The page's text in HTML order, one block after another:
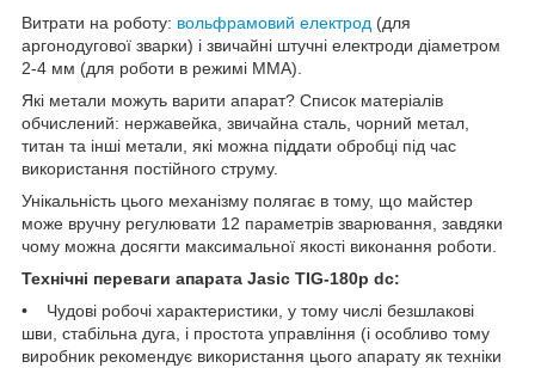
Витрати на роботу: вольфрамовий електрод (для
аргонодугової зварки) і звичайні штучні електроди діаметром
2-4 мм (для роботи в режимі ММА).
Які метали можуть варити апарат? Список матеріалів
обчислений: нержавейка, звичайна сталь, чорний метал,
титан та інші метали, які можна піддати обробці під час
використання постійного струму.
Унікальність цього механізму полягає в тому, що майстер
може вручну регулювати 12 параметрів зварювання, завдяки
чому можна досягти максимальної якості виконання роботи.
Технічні переваги апарата Jasic TIG-180p dc:
• Чудові робочі характеристики, у тому числі безшлакові
шви, стабільна дуга, і простота управління (і особливо тому
виробник рекомендує використання цього апарату як техніки